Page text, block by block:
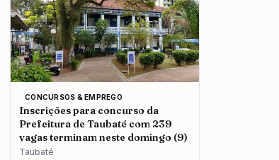
CONCURSOS & EMPREGO
Inscrições para concurso da
Prefeitura de Taubaté com 239
vagas terminam neste domingo (9)
Taubaté